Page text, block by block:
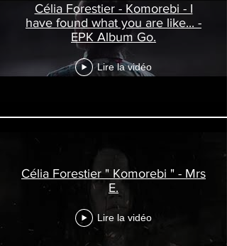
Célia Forestier - Komorebi - I
have found what you are like... -
EPK Album Go.
Lire la vidéo
Célia Forestier " Komorebi " - Mrs
E.
Lire la vidéo